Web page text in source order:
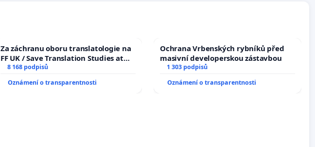
Za záchranu oboru translatologie na
FF UK / Save Translation Studies at
the Faculty of Arts, Charles
8 168 podpisů
Oznámení o transparentnosti
Ochrana Vrbenských rybníků před
masivní developerskou zástavbou
1 303 podpisů
Oznámení o transparentnosti